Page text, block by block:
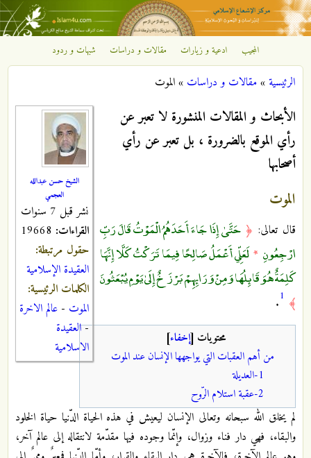
تجاوز إلى المحتوى الرئيسي
مركز
الإشعاع
الإسلامي
المجيب ادعية و زيارات مقالات و دراسات شبهات و ردود
أنت هنا
الرئيسية»مقالات و دراسات »الموت
الشيخ حسن عبدالله
العجمي
نشر قبل 7 سنوات
القراءات:
حقول مرتبطة:
العقيدة الإسلامية
الكلمات الرئيسية:
الموت - عالم الاخرة
-العقيدة
الاسلامية
الأبحاث و المقالات المنشورة لا تعبر عن
رأي الموقع بالضرورة ، بل تعبر عن رأي
أصحابها
الموت
قال تعالى: ﴿حَتَّىٰ إِذَا جَاءَ أَحَدَهُمُ الْمَوْتُ قَالَ رَبِّ
ارْجِعُونِ *لَعَلِّي أَعْمَلُ صَالِحًا فِيمَا تَرَكْتُ كَلَّا إِنَّهَا
كَلِمَةٌ هُوَ قَائِلُهَا وَمِنْ وَرَائِهِمْ بَرْزَخٌ إِلَىٰ يَوْمِ يُبْعَثُونَ
﴾ 1
.
محتويات [إخفاء]
من أهم العقبات التي يواجهها الإنسان عند الموت
1-العديلة
2-عقبة استلام الرّوح
لم يخلق الله سبحانه وتعالى الإنسان ليعيش في هذه الحياة الدّنيا حياة الخلود
والبقاء، فهي دار فناء وزوال، وإنّما وجوده فيها مقدّمة لانتقاله إلى عالم آخر،